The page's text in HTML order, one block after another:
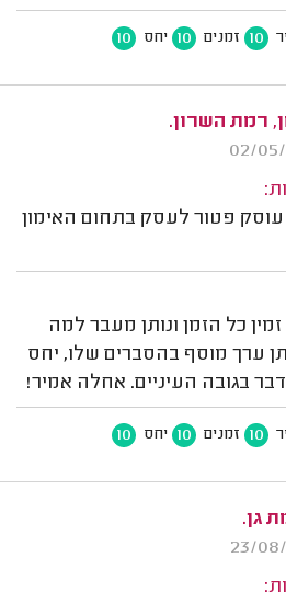
10 זמנים 10 יחס 10
רמת השרון.
פטור לעסק בתחום האימון
כל הזמן ונותן מעבר למה
ערך מוסף בהסברים שלו, יחס
בגובה העיניים. אחלה אמיר!
10 זמנים 10 יחס 10
גן.